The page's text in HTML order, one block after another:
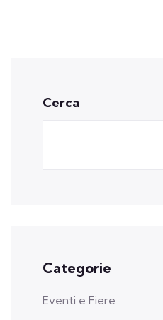
Cerca
Categorie
Eventi e Fiere